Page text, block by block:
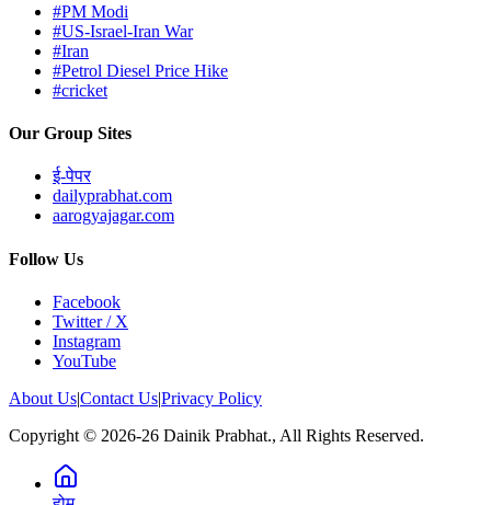
#PM Modi
#US-Israel-Iran War
#Iran
#Petrol Diesel Price Hike
#cricket
Our Group Sites
ई-पेपर
dailyprabhat.com
aarogyajagar.com
Follow Us
Facebook
Twitter / X
Instagram
YouTube
About Us|Contact Us|Privacy Policy
Copyright © 2026-26 Dainik Prabhat., All Rights Reserved.